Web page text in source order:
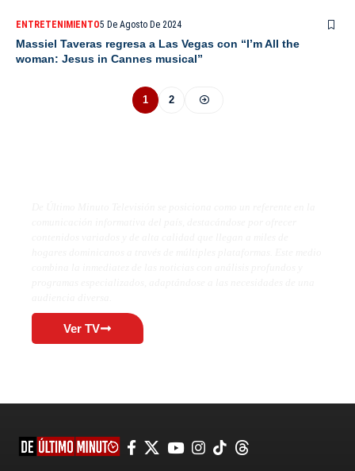
ENTRETENIMIENTO5 De Agosto De 2024
Massiel Taveras regresa a Las Vegas con “I’m All the
woman: Jesus in Cannes musical”
1 2
Ver TV